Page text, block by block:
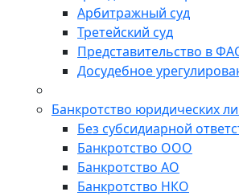
Арбитражный суд
Третейский суд
Представительство в
Досудебное
Банкротство юридических
Без субсидиарной
Банкротство ООО
Банкротство АО
Банкротство НКО